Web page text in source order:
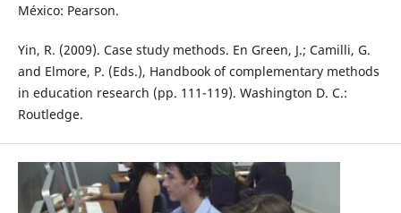
México: Pearson.
Yin, R. (2009). Case study methods. En Green, J.; Camilli, G.
and Elmore, P. (Eds.), Handbook of complementary methods
in education research (pp. 111-119). Washington D. C.:
Routledge.